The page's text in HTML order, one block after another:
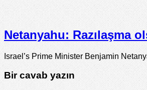
Netanyahu: Razılaşma
Israel’s Prime Minister Benjamin
Bir cavab yazın